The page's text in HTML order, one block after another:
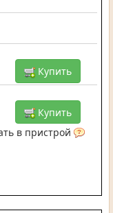
Купить
Купить
в пристрой